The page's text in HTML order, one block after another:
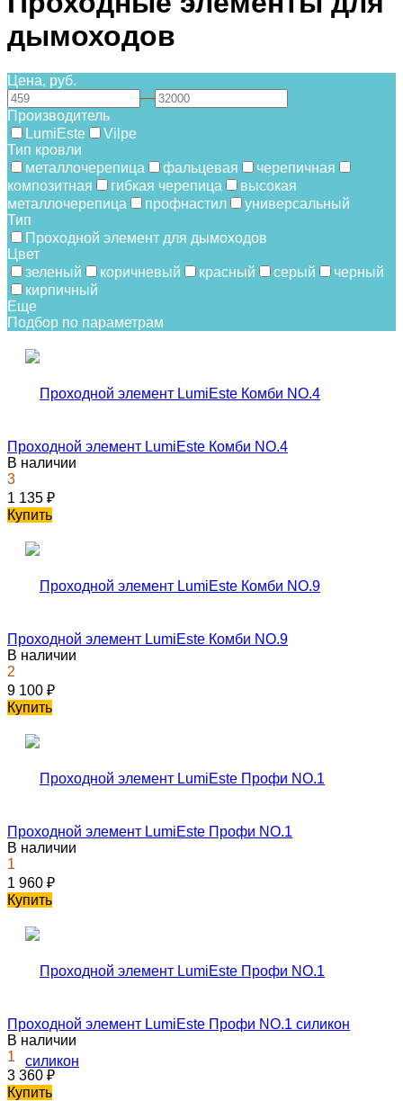
дымоходов
Цена, руб.
—
Производитель
LumiEste
Vilpe
Тип кровли
металлочерепица
фальцевая
черепичная
композитная
гибкая черепица
высокая
металлочерепица
профнастил
универсальный
Тип
Проходной элемент для дымоходов
Цвет
зеленый
коричневый красный серый
черный
кирпичный
Еще
Подбор по параметрам
Проходной элемент LumiEste Комби NO.4
В наличии
3
1 135 ₽
Купить
Проходной элемент LumiEste Комби NO.9
В наличии
2
9 100 ₽
Купить
Проходной элемент LumiEste Профи NO.1
В наличии
1
1 960 ₽
Купить
Проходной элемент LumiEste Профи NO.1 силикон
В наличии
1
3 360 ₽
Купить